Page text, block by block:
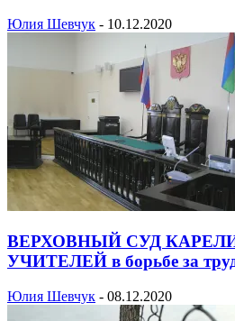
Юлия Шевчук - 10.12.2020
ВЕРХОВНЫЙ СУД
УЧИТЕЛЕЙ в борьбе за
Юлия Шевчук - 08.12.2020